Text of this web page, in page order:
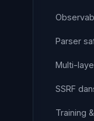
Parser
Multi-
SSRF
Training